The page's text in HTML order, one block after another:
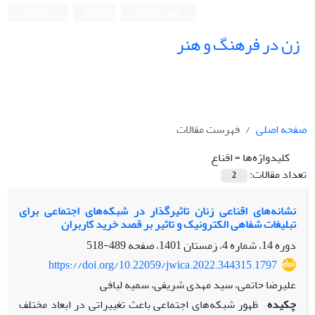
زن در فرهنگ و هنر
صفحه اصلی
فهرست مقالات
کلیدواژه‌ها =اقناع
تعداد مقالات:
2
نشانه‌های اقناعی زنان تاثیرگذار در شبکه‌های اجتماعی برای
تبلیغات شفاهی الکترونیک و تاثیر بر قصد خرید کاربران
دوره 14، شماره 4، زمستان 1401، صفحه
489-518
https://doi.org/10.22059/jwica.2022.344315.1797
علیرضا حاتمی، سید مهدی شریفی، سمیه لبافی
چکیده ظهور شبکه‌های اجتماعی باعث تغییراتی در ابعاد مختلف